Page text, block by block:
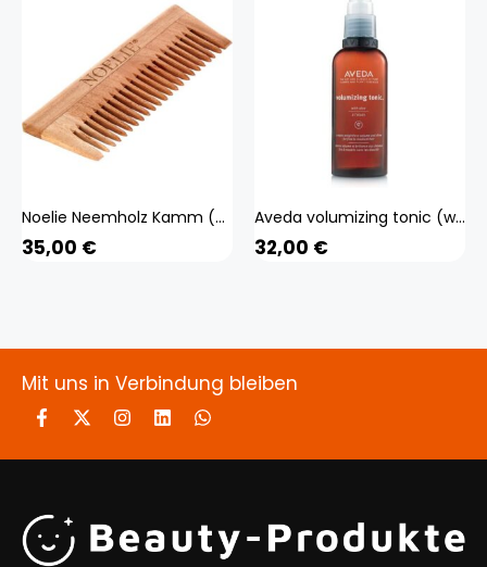
Noelie Neemholz Kamm (weiss Ehg) Beauty, Haare
35,00 €
Aveda volumizing tonic (weiss 100 ml) Beauty, Haare
32,00 €
Mit uns in Verbindung bleiben